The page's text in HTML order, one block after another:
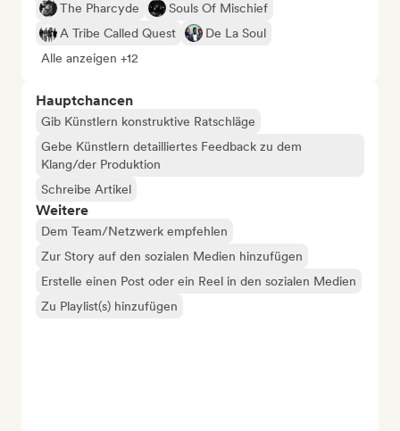
The Pharcyde
Souls Of Mischief
A Tribe Called Quest
De La Soul
Alle anzeigen +12
Hauptchancen
Gib Künstlern konstruktive Ratschläge
Gebe Künstlern detailliertes Feedback zu dem
Klang/der Produktion
Schreibe Artikel
Weitere
Dem Team/Netzwerk empfehlen
Zur Story auf den sozialen Medien hinzufügen
Erstelle einen Post oder ein Reel in den sozialen Medien
Zu Playlist(s) hinzufügen